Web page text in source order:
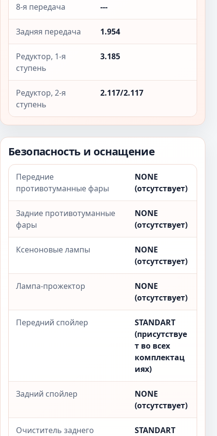
8-я передача ---
Задняя передача 1.954
Редуктор, 1-я
ступень
3.185
Редуктор, 2-я
ступень
2.117/2.117
Безопасность и оснащение
Передние
противотуманные фары
NONE
(отсутствует)
Задние противотуманные
фары
NONE
(отсутствует)
Ксеноновые лампы
NONE
(отсутствует)
Лампа-прожектор
NONE
(отсутствует)
Передний спойлер
STANDART
(присутствуе
т во всех
комплектац
иях)
Задний спойлер
NONE
(отсутствует)
Очиститель заднего
STANDART